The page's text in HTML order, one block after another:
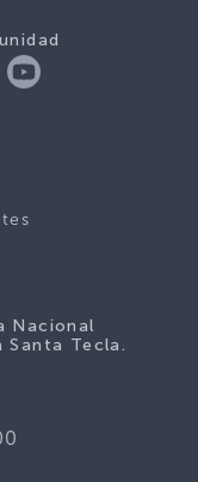
Nacional
Tecla.